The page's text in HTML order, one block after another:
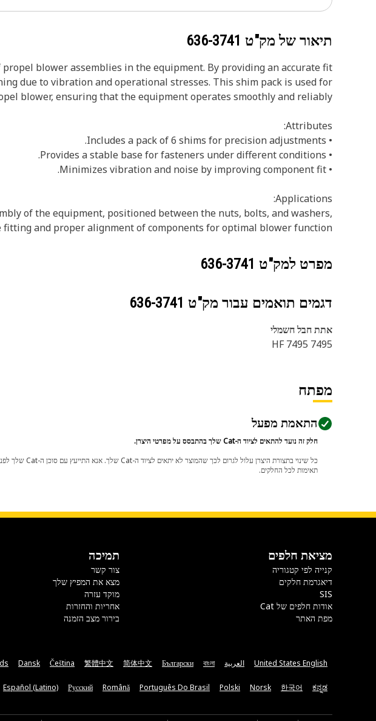
תיאור של מק"ט 636-3741
blower assemblies in the equipment. By providing an accurate fit
due to vibration and operational stresses. This shim pack is used for
blower, ensuring that the equipment operates smoothly and reliably.
Attributes:
• Includes a pack of 6 shims for precision adjustments.
• Provides a stable base for fasteners under different conditions.
• Minimizes vibration and noise by improving component fit.
Applications:
of the equipment, positioned between the nuts, bolts, and washers,
fitting and proper alignment of components for optimal blower function.
מפרט למק"ט 636-3741
דגמים תואמים עבור מק"ט 636-3741
אתת חבל חשמלי
7495 7495 HF
מפתח
התאמת מפעל
חלק זה נועד להתאים לציוד ה-Cat שלך בהתבסס על מפרטי היצרן.
תאימות לכל החלקים.
מציאת חלפים
קנייה לפי קטגוריה
דיאגרמת חלקים
SIS
אודות חלפים של Cat
מפת האתר
תמיכה
צור קשר
מצא את המפיץ שלך
מוקד עזרה
אחריות והחזרות
בירור מצב הזמנה
United States English العربية বাংলা
Български
简体中文
繁體中文
Čeština
Dansk
ಕನ್ನಡ
한국어
Norsk
Polski
Português Do Brasil
Română
Русский
Español (Latino)